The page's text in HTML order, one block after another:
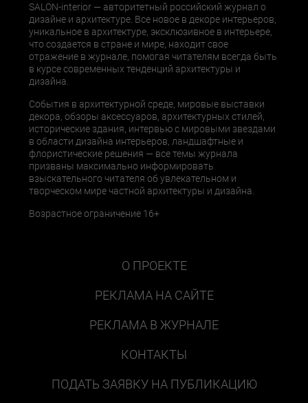
SALON-interior — авторитетный российский журнал о
дизайне и архитектуре. Все новое в декоре интерьеров,
уникальное в архитектуре, эксклюзивное в интерьере,
что создается в стране и мире, находит свое
отражение в журнале, помогая читателям всегда быть
в курсе современных тенденций архитектуры и
дизайна.
События в архитектурной среде, мировые выставки
декора, обзоры аксессуаров, архитектурных стилей,
исторические здания, интервью с мировыми звездами
в области дизайна интерьеров, ландшафтные и
флористические решения — все темы журнала
призваны максимально информировать
взыскательного читателя об увлекательном и
творческом мире частной архитектуры и дизайна.
Возрастное ограничение 16+
О ПРОЕКТЕ
РЕКЛАМА НА САЙТЕ
РЕКЛАМА В ЖУРНАЛЕ
КОНТАКТЫ
ПОДАТЬ ЗАЯВКУ НА ПУБЛИКАЦИЮ